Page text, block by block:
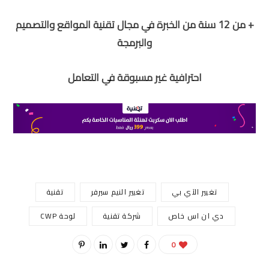
+ من 12 سنة من الخبرة في مجال تقنية المواقع والتصميم
والبرمجة
احترافية غير مسبوقة في التعامل
تغيير الآي بي تغيير النيم سيرفر
تقنية
دي ان اس خاص
شركة تقنية لوحة CWP
0